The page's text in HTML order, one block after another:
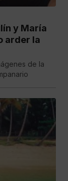
y María
arder la
de la